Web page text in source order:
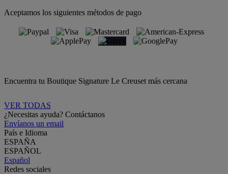
Aceptamos los siguientes métodos de pago
Encuentra tu Boutique Signature Le Creuset más cercana
VER TODAS
¿Necesitas ayuda? Contáctanos
Envíanos un email
País e Idioma
ESPAÑA
ESPAÑOL
Español
Redes sociales